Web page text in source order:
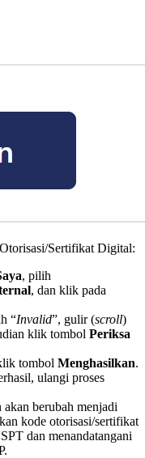
Sertifikat Digital:
, pilih
, dan klik pada
“Invalid”, gulir (scroll)
klik tombol Periksa
tombol Menghasilkan.
ulangi proses
akan berubah menjadi
kode otorisasi/sertifikat
dan menandatangani